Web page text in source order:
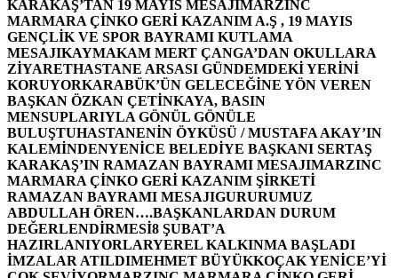
KARAKAŞ’TAN 19 MAYIS MESAJIMARZINC
MARMARA ÇİNKO GERİ KAZANIM A.Ş , 19 MAYIS
GENÇLİK VE SPOR BAYRAMI KUTLAMA
MESAJIKAYMAKAM MERT ÇANGA’DAN OKULLARA
ZİYARETHASTANE ARSASI GÜNDEMDEKİ YERİNİ
KORUYORKARABÜK’ÜN GELECEĞİNE YÖN VEREN
BAŞKAN ÖZKAN ÇETİNKAYA, BASIN
MENSUPLARIYLA GÖNÜL GÖNÜLE
BULUŞTUHASTANENİN ÖYKÜSÜ / MUSTAFA AKAY’IN
KALEMİNDENYENİCE BELEDİYE BAŞKANI SERTAŞ
KARAKAŞ’IN RAMAZAN BAYRAMI MESAJIMARZINC
MARMARA ÇİNKO GERİ KAZANIM ŞİRKETİ
RAMAZAN BAYRAMI MESAJIGURURUMUZ
ABDULLAH ÖREN….BAŞKANLARDAN DURUM
DEĞERLENDİRMESİ8 ŞUBAT’A
HAZIRLANIYORLARYEREL KALKINMA BAŞLADI
İMZALAR ATILDIMEHMET BÜYÜKKOÇAK YENİCE’Yİ